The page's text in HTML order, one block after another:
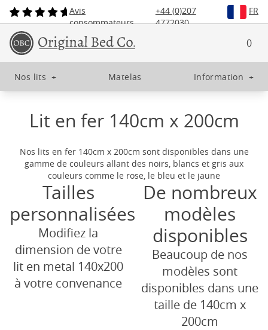
Avis
consommateurs
+44 (0)207
4772030
FR
0
Nos lits + Matelas Information +
Lit en fer 140cm x 200cm
Nos lits en fer 140cm x 200cm sont disponibles dans une
gamme de couleurs allant des noirs, blancs et gris aux
couleurs comme le rose, le bleu et le jaune
Tailles
personnalisées
Modifiez la
dimension de votre
lit en metal 140x200
à votre convenance
De nombreux
modèles
disponibles
Beaucoup de nos
modèles sont
disponibles dans une
taille de 140cm x
200cm